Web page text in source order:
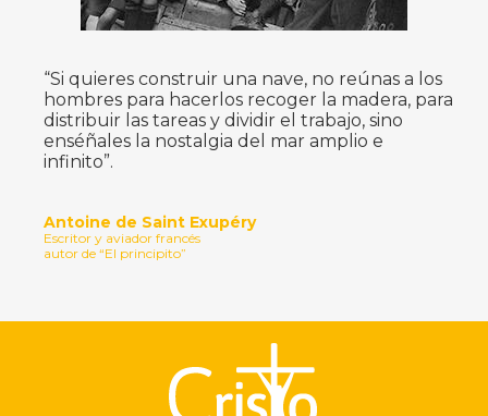
“Si quieres construir una nave, no reúnas a los
hombres para hacerlos recoger la madera, para
distribuir las tareas y dividir el trabajo, sino
enséñales la nostalgia del mar amplio e
infinito”.
Antoine de Saint Exupéry
Escritor y aviador francés
autor de “El principito”